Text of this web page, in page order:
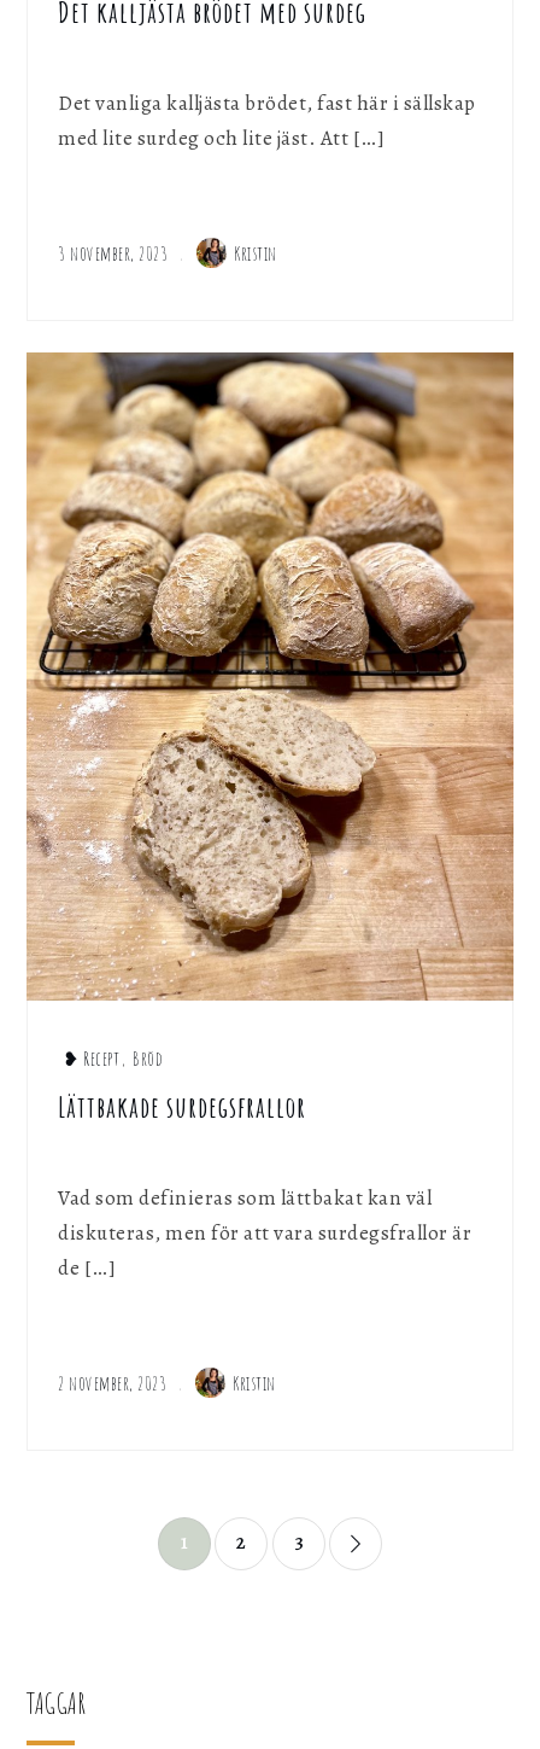
Det kalljästa brödet med surdeg
Det vanliga kalljästa brödet, fast här i sällskap
med lite surdeg och lite jäst. Att […]
3 november, 2023 Kristin
❥ Recept, Bröd
Lättbakade surdegsfrallor
Vad som definieras som lättbakat kan väl
diskuteras, men för att vara surdegsfrallor är
de […]
2 november, 2023 Kristin
Sidnumrering
1 2 3
TAGGAR